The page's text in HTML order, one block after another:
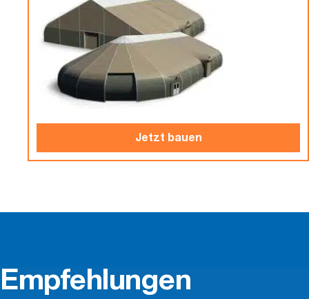
Jetzt bauen
Empfehlungen